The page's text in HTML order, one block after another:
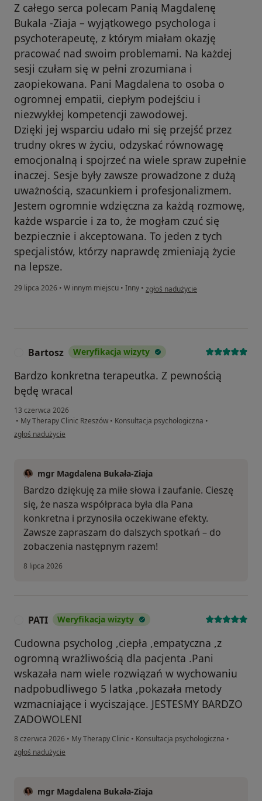
Z całego serca polecam Panią Magdalenę
Bukala -Ziaja – wyjątkowego psychologa i
psychoterapeutę, z którym miałam okazję
pracować nad swoim problemami. Na każdej
sesji czułam się w pełni zrozumiana i
zaopiekowana. Pani Magdalena to osoba o
ogromnej empatii, ciepłym podejściu i
niezwykłej kompetencji zawodowej.
Dzięki jej wsparciu udało mi się przejść przez
trudny okres w życiu, odzyskać równowagę
emocjonalną i spojrzeć na wiele spraw zupełnie
inaczej. Sesje były zawsze prowadzone z dużą
uważnością, szacunkiem i profesjonalizmem.
Jestem ogromnie wdzięczna za każdą rozmowę,
każde wsparcie i za to, że mogłam czuć się
bezpiecznie i akceptowana. To jeden z tych
specjalistów, którzy naprawdę zmieniają życie
na lepsze.
29 lipca 2026 • W innym miejscu • Inny • w opinii użytkownika Agnieszka
zgłoś nadużycie
Bartosz Weryfikacja wizyty
Bardzo konkretna terapeutka. Z pewnością
będę wracal
13 czerwca 2026
• My Therapy Clinic Rzeszów • Konsultacja psychologiczna •
w opinii użytkownika Bartosz
zgłoś nadużycie
mgr Magdalena Bukała-Ziaja
Bardzo dziękuję za miłe słowa i zaufanie. Cieszę
się, że nasza współpraca była dla Pana
konkretna i przynosiła oczekiwane efekty.
Zawsze zapraszam do dalszych spotkań – do
zobaczenia następnym razem!
8 lipca 2026
PATI Weryfikacja wizyty
Cudowna psycholog ,ciepła ,empatyczna ,z
ogromną wrażliwością dla pacjenta .Pani
wskazała nam wiele rozwiązań w wychowaniu
nadpobudliwego 5 latka ,pokazała metody
wzmacniające i wyciszające. JESTESMY BARDZO
ZADOWOLENI
8 czerwca 2026 • My Therapy Clinic • Konsultacja psychologiczna •
w opinii użytkownika PATI
zgłoś nadużycie
mgr Magdalena Bukała-Ziaja